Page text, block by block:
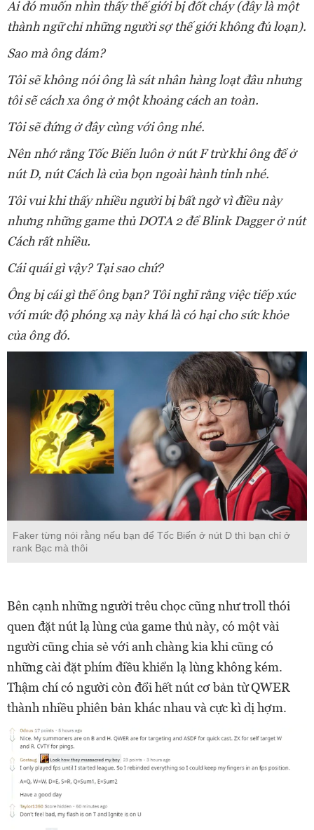
Ai đó muốn nhìn thấy thế giới bị đốt cháy (đây là một
thành ngữ chỉ những người sợ thế giới không đủ loạn).
Sao mà ông dám?
Tôi sẽ không nói ông là sát nhân hàng loạt đâu nhưng
tôi sẽ cách xa ông ở một khoảng cách an toàn.
Tôi sẽ đứng ở đây cùng với ông nhé.
Nên nhớ rằng Tốc Biến luôn ở nút F trừ khi ông để ở
nút D, nút Cách là của bọn ngoài hành tinh nhé.
Tôi vui khi thấy nhiều người bị bất ngờ vì điều này
nhưng những game thủ DOTA 2 để Blink Dagger ở nút
Cách rất nhiều.
Cái quái gì vậy? Tại sao chứ?
Ông bị cái gì thế ông bạn? Tôi nghĩ rằng việc tiếp xúc
với mức độ phóng xạ này khá là có hại cho sức khỏe
của ông đó.
Faker từng nói rằng nếu bạn để Tốc Biến ở nút D thì bạn chỉ ở
rank Bạc mà thôi
Bên cạnh những người trêu chọc cũng như troll thói
quen đặt nút lạ lùng của game thủ này, có một vài
người cũng chia sẻ với anh chàng kia khi cũng có
những cài đặt phím điều khiển lạ lùng không kém.
Thậm chí có người còn đổi hết nút cơ bản từ QWER
thành nhiều phiên bản khác nhau và cực kì dị hợm.